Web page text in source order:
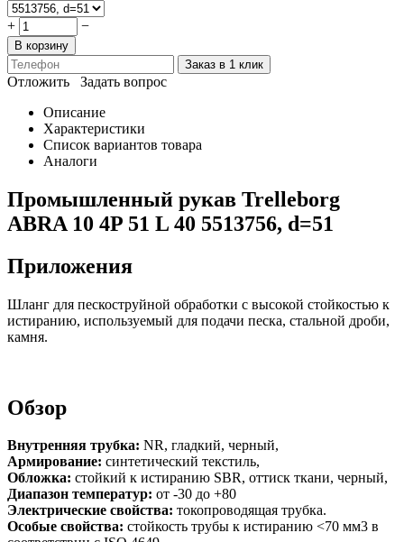
+ −
В корзину
Заказ в 1 клик
Отложить
Задать вопрос
Описание
Характеристики
Список вариантов товара
Аналоги
Промышленный рукав Trelleborg
ABRA 10 4P 51 L 40 5513756, d=51
Приложения
Шланг для пескоструйной обработки с высокой стойкостью к
истиранию, используемый для подачи песка, стальной дроби,
камня.
Обзор
Внутренняя трубка: NR, гладкий, черный,
Армирование: синтетический текстиль,
Обложка: стойкий к истиранию SBR, оттиск ткани, черный,
Диапазон температур: от -30 до +80
Электрические свойства: токопроводящая трубка.
Особые свойства: стойкость трубы к истиранию <70 мм3 в